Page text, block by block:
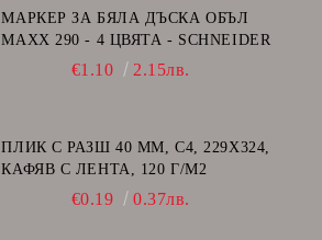
МАРКЕР ЗА БЯЛА ДЪСКА ОБЪЛ
MAXX 290 - 4 ЦВЯТА - SCHNEIDER
€1.10 2.15лв.
ПЛИК С РАЗШ 40 MM, C4, 229Х324,
КАФЯВ С ЛЕНТА, 120 Г/М2
€0.19 0.37лв.